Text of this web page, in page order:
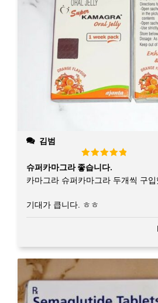
김범
Rated5
of 5
슈퍼카마그라 좋습니다.
카마그라 슈퍼카마그라 두개씩 구입
기대가 큽니다. ㅎㅎ